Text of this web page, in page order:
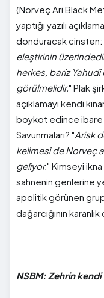
(Norveç Ari Black
yaptığı yazılı
donduracak cinsten:
eleştirinin
herkes, bariz Yahudi
görülmelidir." Plak
açıklamayı kendi
boykot edince ibare
Savunmaları? "Arisk
kelimesi de Norveç
geliyor." Kimseyi
sahnenin genlerine
apolitik görünen
dağarcığının
NSBM: Zehrin